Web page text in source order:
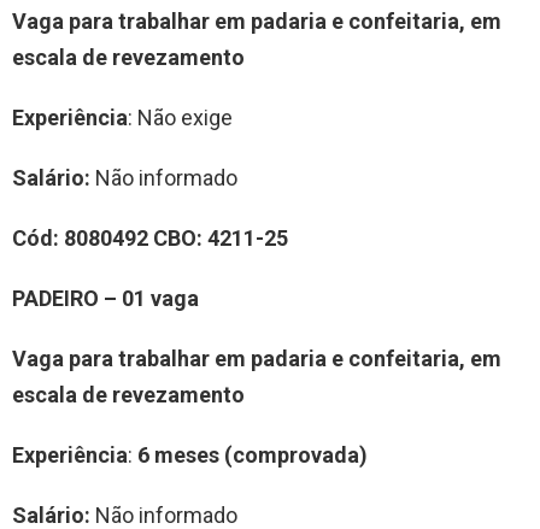
Vaga para trabalhar em padaria e confeitaria, em
escala de revezamento
Experiência: Não exige
Salário: Não informado
Cód: 8080492 CBO: 4211-25
PADEIRO – 01 vaga
Vaga para trabalhar em padaria e confeitaria, em
escala de revezamento
Experiência: 6 meses (comprovada)
Salário: Não informado